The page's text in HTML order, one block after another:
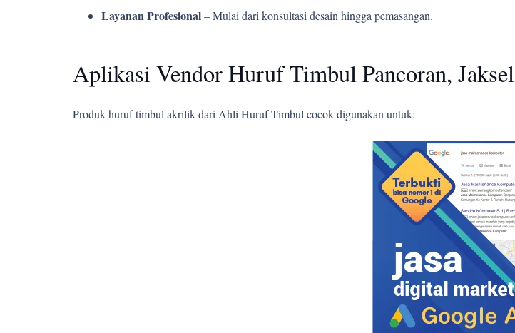
Layanan Profesional– Mulai dari konsultasi desain hingga pemasangan.
Aplikasi Vendor Huruf Timbul Pancoran, Jaksel
Produk huruf timbul akrilik dari Ahli Huruf Timbul cocok digunakan untuk: